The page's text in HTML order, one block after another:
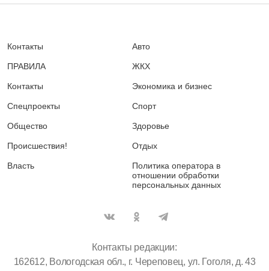
Контакты
ПРАВИЛА
Контакты
Спецпроекты
Общество
Происшествия!
Власть
Авто
ЖКХ
Экономика и бизнес
Спорт
Здоровье
Отдых
Политика оператора в
отношении обработки
персональных данных
Контакты редакции:
162612, Вологодская обл., г. Череповец, ул. Гоголя, д. 43